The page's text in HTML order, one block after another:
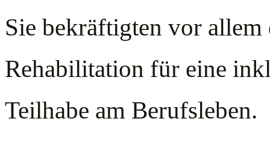
Sie bekräftigten vor
Rehabilitation für eine
Teilhabe am Berufsleben.